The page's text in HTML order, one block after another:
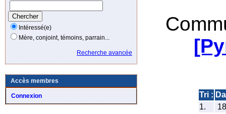
Intéressé(e)
Mère, conjoint, témoins, parrain...
Recherche avancée
Accès membres
Connexion Tri :
1.